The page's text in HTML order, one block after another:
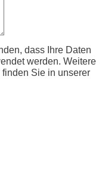
dass Ihre Daten
werden. Weitere
finden Sie in unserer